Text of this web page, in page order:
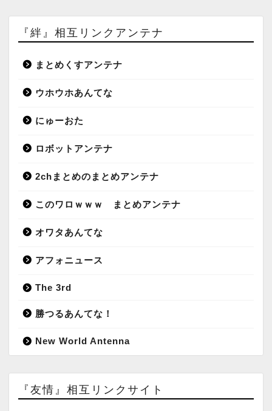
『絆』相互リンクアンテナ
まとめくすアンテナ
ウホウホあんてな
にゅーおた
ロボットアンテナ
2chまとめのまとめアンテナ
このワロｗｗｗ まとめアンテナ
オワタあんてな
アフォニュース
The 3rd
勝つるあんてな！
New World Antenna
『友情』相互リンクサイト